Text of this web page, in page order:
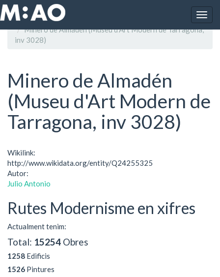
Vés al contingut
Inici
Minero de Almadén (Museu d'Art Modern de Tarragona,
inv 3028)
Minero de Almadén
(Museu d'Art Modern de
Tarragona, inv 3028)
Wikilink:
http://www.wikidata.org/entity/Q24255325
Autor:
Julio Antonio
Rutes Modernisme en xifres
Actualment tenim:
Total: 15254 Obres
1258 Edificis
1526 Pintures